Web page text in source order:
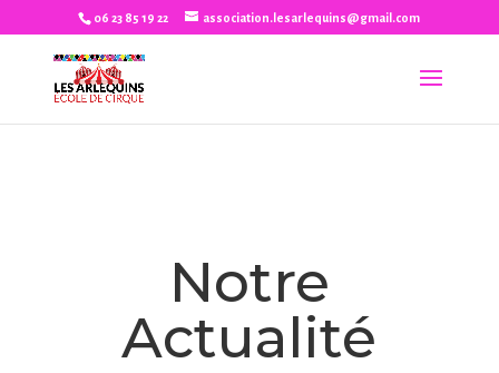
06 23 85 19 22 association.lesarlequins@gmail.com
Notre
Actualité